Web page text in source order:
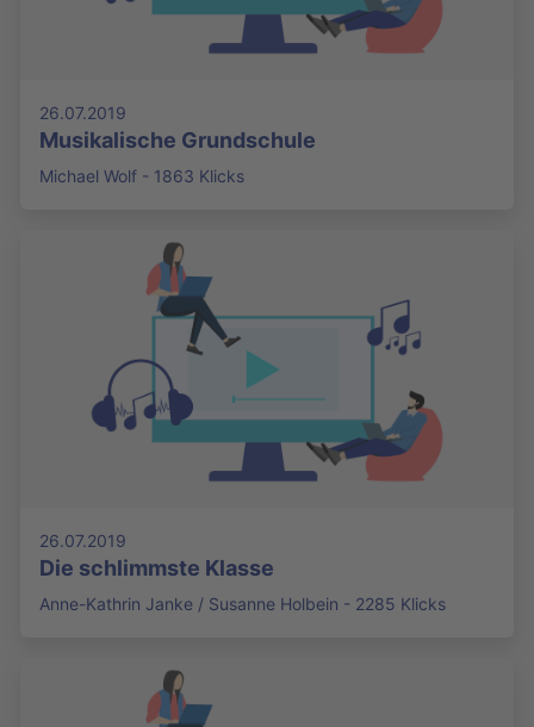
26.07.2019
Musikalische Grundschule
Michael Wolf - 1863 Klicks
26.07.2019
Die schlimmste Klasse
Anne-Kathrin Janke / Susanne Holbein - 2285 Klicks